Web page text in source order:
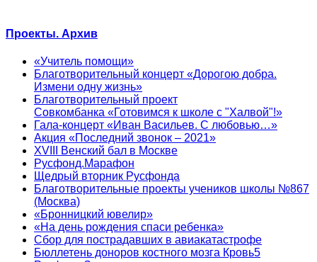
Проекты. Архив
«Учитель помощи»
Благотворительный концерт «Дорогою добра.
Измени одну жизнь»
Благотворительный проект
Совкомбанка «Готовимся к школе с "Халвой"!»
Гала-концерт «Иван Васильев. С любовью…»
Акция «Последний звонок – 2021»
XVIII Венский бал в Москве
Русфонд.Марафон
Щедрый вторник Русфонда
Благотворительные проекты учеников школы №867
(Москва)
«Бронницкий ювелир»
«На день рождения спаси ребенка»
Сбор для пострадавших в авиакатастрофе
Бюллетень доноров костного мозга Кровь5